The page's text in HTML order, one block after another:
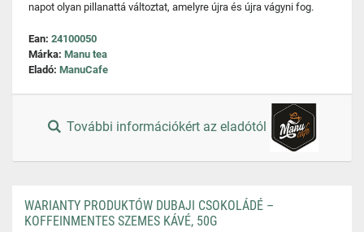
napot olyan pillanattá változtat, amelyre újra és újra vágyni fog.
Ean: 24100050
Márka: Manu tea
Eladó: ManuCafe
További információkért az eladótól
WARIANTY PRODUKTÓW DUBAJI CSOKOLÁDÉ –
KOFFEINMENTES SZEMES KÁVÉ, 50G